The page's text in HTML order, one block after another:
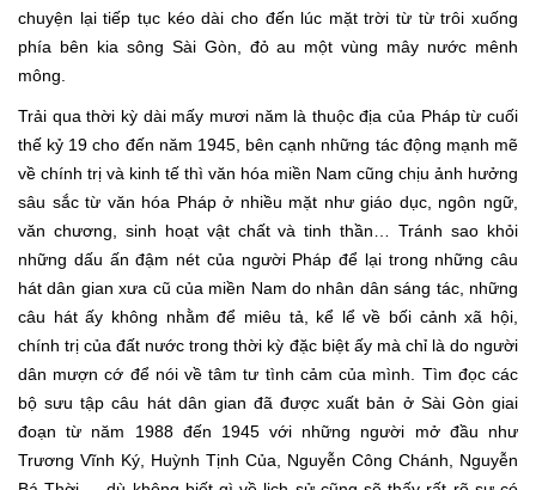
chuyện lại tiếp tục kéo dài cho đến lúc mặt trời từ từ trôi xuống
phía bên kia sông Sài Gòn, đỏ au một vùng mây nước mênh
mông.
Trải qua thời kỳ dài mấy mươi năm là thuộc địa của Pháp từ cuối
thế kỷ 19 cho đến năm 1945, bên cạnh những tác động mạnh mẽ
về chính trị và kinh tế thì văn hóa miền Nam cũng chịu ảnh hưởng
sâu sắc từ văn hóa Pháp ở nhiều mặt như giáo dục, ngôn ngữ,
văn chương, sinh hoạt vật chất và tinh thần… Tránh sao khỏi
những dấu ấn đậm nét của người Pháp để lại trong những câu
hát dân gian xưa cũ của miền Nam do nhân dân sáng tác, những
câu hát ấy không nhằm để miêu tả, kể lể về bối cảnh xã hội,
chính trị của đất nước trong thời kỳ đặc biệt ấy mà chỉ là do người
dân mượn cớ để nói về tâm tư tình cảm của mình. Tìm đọc các
bộ sưu tập câu hát dân gian đã được xuất bản ở Sài Gòn giai
đoạn từ năm 1988 đến 1945 với những người mở đầu như
Trương Vĩnh Ký, Huỳnh Tịnh Của, Nguyễn Công Chánh, Nguyễn